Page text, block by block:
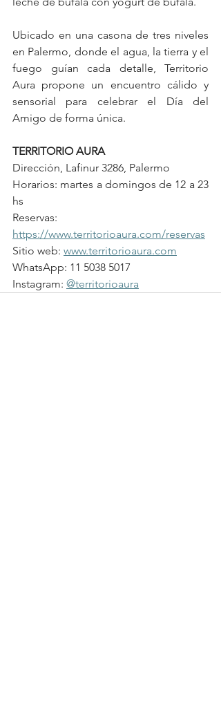
Ubicado en una casona de tres niveles
en Palermo, donde el agua, la tierra y el
fuego guían cada detalle, Territorio
Aura propone un encuentro cálido y
sensorial para celebrar el Día del
Amigo de forma única.
TERRITORIO AURA
Dirección, Lafinur 3286, Palermo
Horarios: martes a domingos de 12 a 23
hs
https://www.territorioaura.com/reservas
Sitio web: www.territorioaura.com
WhatsApp: 11 5038 5017
Instagram: @territorioaura